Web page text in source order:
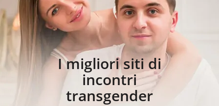
I migliori siti di
incontri
transgender